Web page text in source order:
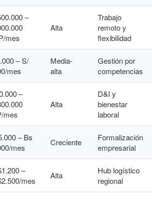
–
mes
Alta
Trabajo
remoto y
flexibilidad
– S/
mes
Media-
alta
Gestión por
competencias
–
mes
Alta
D&I y
bienestar
laboral
– Bs
mes
Creciente
Formalización
empresarial
–
mes
Alta
Hub logístico
regional